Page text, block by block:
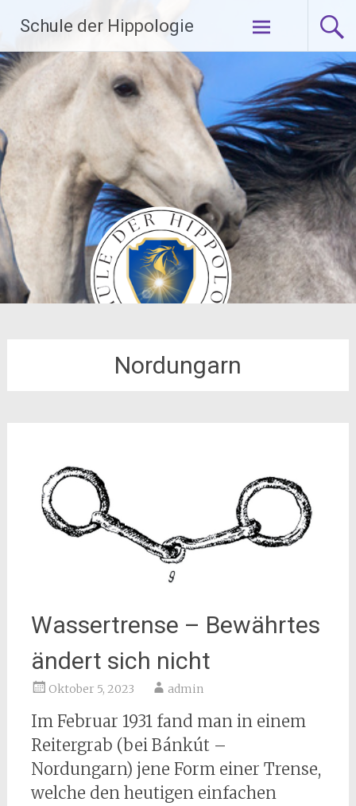
Inhalt
springen
Schule der Hippologie
Nordungarn
Wassertrense – Bewährtes
ändert sich nicht
Oktober 5, 2023 admin
Im Februar 1931 fand man in einem
Reitergrab (bei Bánkút –
Nordungarn) jene Form einer Trense,
welche den heutigen einfachen